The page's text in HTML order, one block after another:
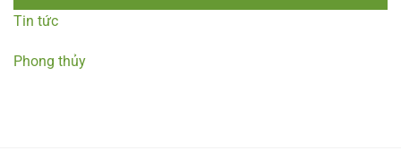
Tin tức
Phong thủy